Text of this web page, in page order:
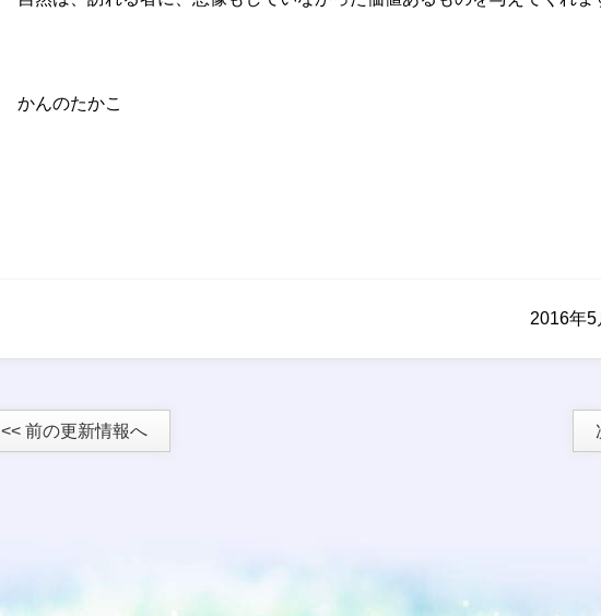
かんのたかこ
2016年5
<< 前の更新情報へ